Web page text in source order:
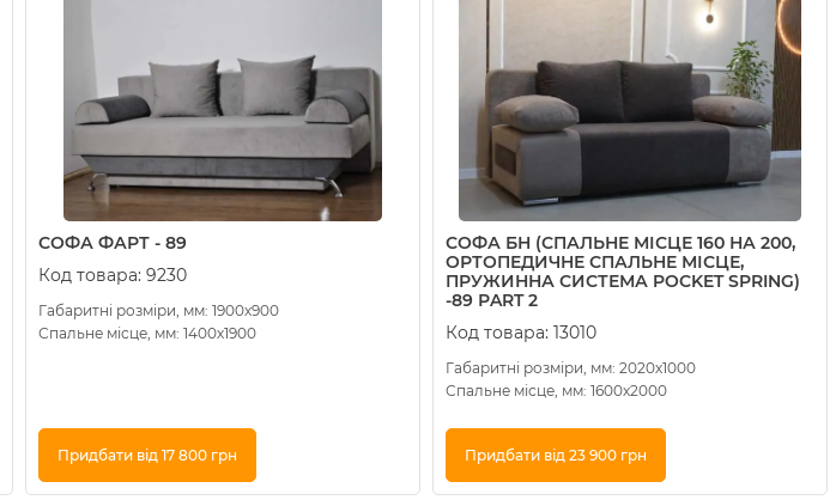
СОФА ФАРТ - 89
Код товара: 9230
Габаритні розміри, мм: 1900х900
Спальне місце, мм: 1400х1900
Придбати від 17 800 грн
СОФА БН (СПАЛЬНЕ МІСЦЕ 160 НА 200,
ОРТОПЕДИЧНЕ СПАЛЬНЕ МІСЦЕ,
ПРУЖИННА СИСТЕМА POCKET SPRING)
-89 РART 2
Код товара: 13010
Габаритні розміри, мм: 2020х1000
Спальне місце, мм: 1600х2000
Придбати від 23 900 грн